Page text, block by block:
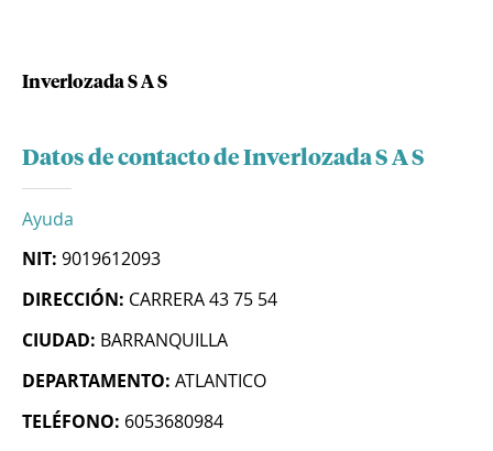
Inverlozada S A S
Datos de contacto de Inverlozada S A S
Ayuda
NIT: 9019612093
DIRECCIÓN: CARRERA 43 75 54
CIUDAD: BARRANQUILLA
DEPARTAMENTO: ATLANTICO
TELÉFONO: 6053680984